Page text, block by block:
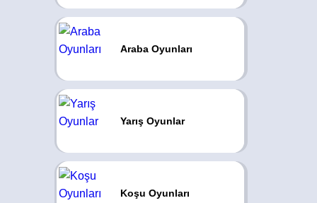
Araba Oyunları
Yarış Oyunlar
Koşu Oyunları